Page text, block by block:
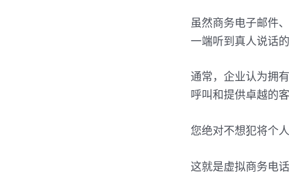
虽然商务电子邮件、
一端听到真人说话
通常，企业认为拥
呼叫和提供卓越的
您绝对不想犯将个
这就是虚拟商务电